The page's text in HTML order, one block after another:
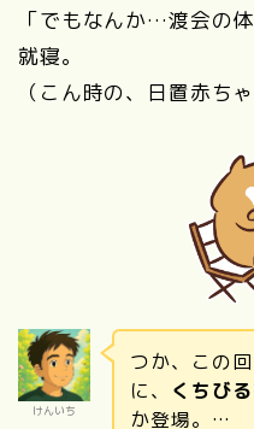
「でもなんか…渡会の
就寝。
（こん時の、日置赤ち
けんいち
つか、この
に、
くちび
か登場。…